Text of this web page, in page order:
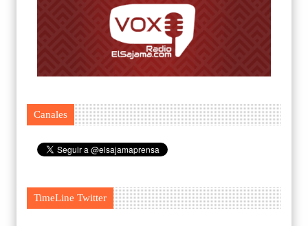
Canales
TimeLine Twitter